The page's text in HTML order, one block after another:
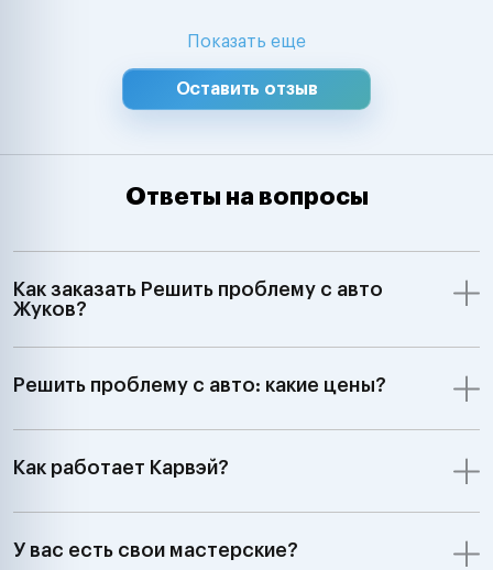
Показать еще
Оставить отзыв
Ответы на вопросы
Как заказать Решить проблему с авто
Жуков?
Решить проблему с авто: какие цены?
Как работает Карвэй?
У вас есть свои мастерские?